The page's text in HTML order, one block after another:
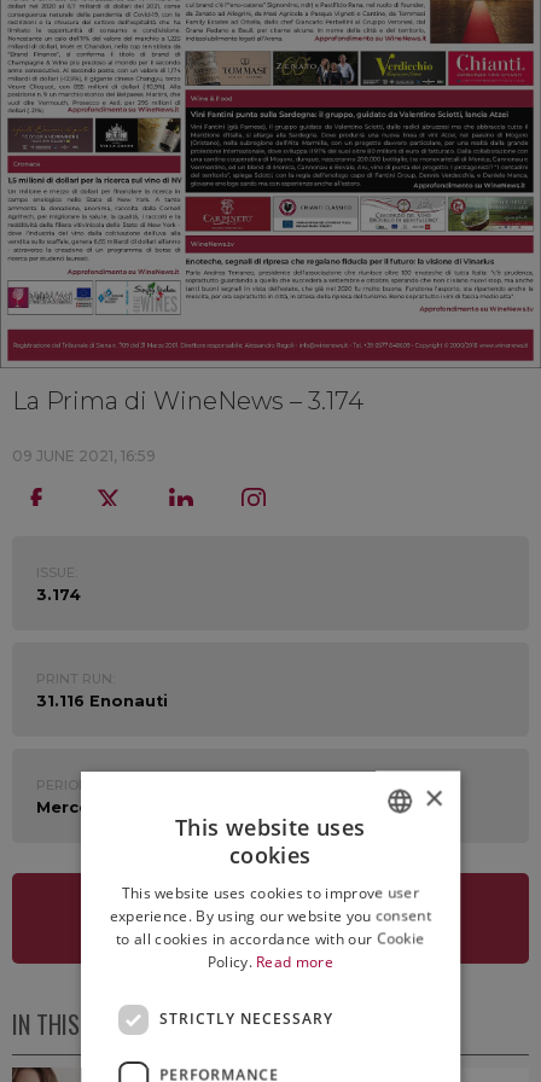
La Prima di WineNews – 3.174
09 JUNE 2021, 16:59
ISSUE:
3.174
PRINT RUN:
31.116 Enonauti
PERIOD:
Mercoledì 9 Giugno 2021
SEE NEWSLETTER
IN THIS ISSUE
ENGLISH
×
This website uses
cookies
This website uses cookies to improve user
experience. By using our website you consent
to all cookies in accordance with our Cookie
Policy. Read more
STRICTLY NECESSARY
PERFORMANCE